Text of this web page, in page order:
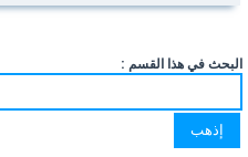
البحث في هذا القسم :